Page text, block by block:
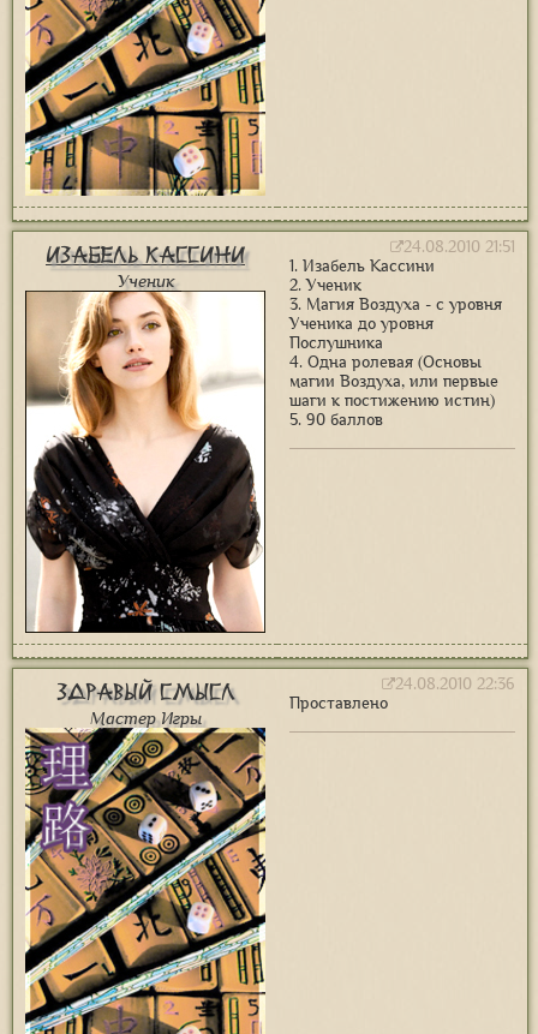
Изабель Кассини
Ученик
24.08.2010 21:51
1. Изабель Кассини
2. Ученик
3. Магия Воздуха - с уровня
Ученика до уровня
Послушника
4. Одна ролевая (Основы
магии Воздуха, или первые
шаги к постижению истин)
5. 90 баллов
Здравый Смысл
Мастер Игры
24.08.2010 22:36
Проставлено